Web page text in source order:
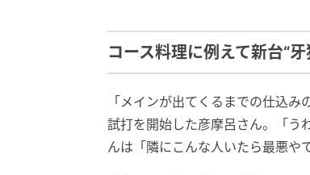
コース料理に例えて新台“
「メインが出てくるまでの仕込
試打を開始した彦摩呂さん。「う
んは「隣にこんな人いたら最悪や